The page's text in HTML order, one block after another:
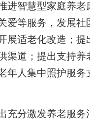
进智慧型家庭养
爱等服务，发展
展适老化改造；
渠道；提出支持
年人集中照护服
分激发养老服务